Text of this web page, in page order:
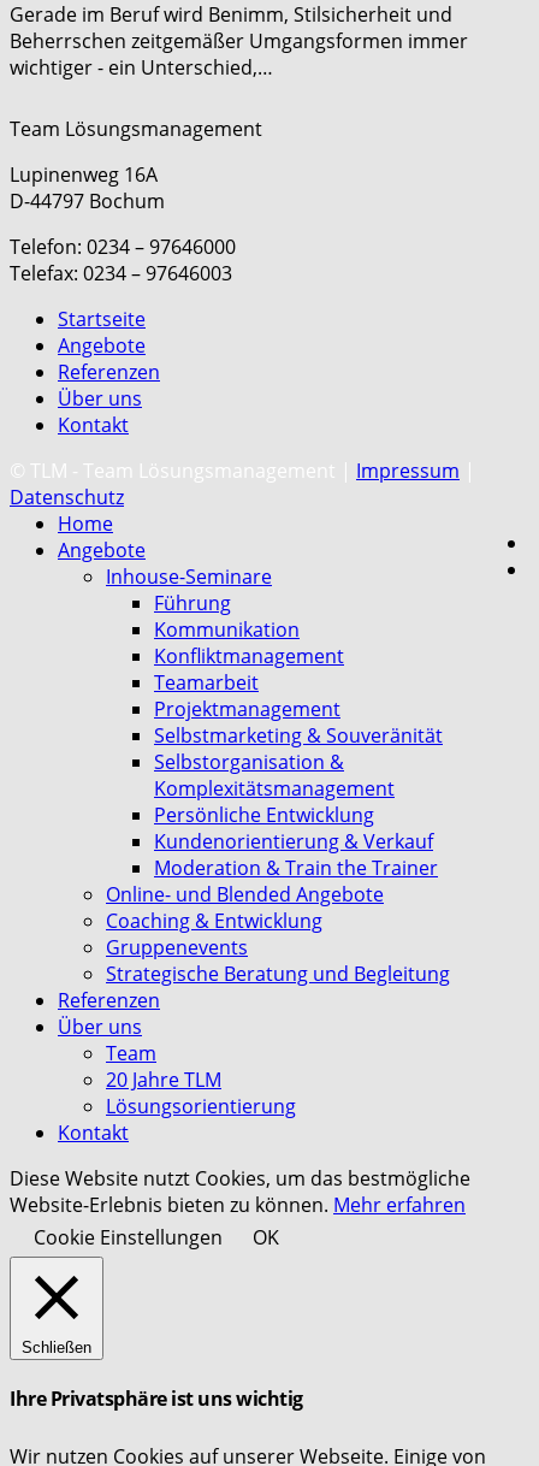
Gerade im Beruf wird Benimm, Stilsicherheit und
Beherrschen zeitgemäßer Umgangsformen immer
wichtiger - ein Unterschied,…
Team Lösungsmanagement
Lupinenweg 16A
D-44797 Bochum
Telefon: 0234 – 97646000
Telefax: 0234 – 97646003
Startseite
Angebote
Referenzen
Über uns
Kontakt
© TLM - Team Lösungsmanagement | Impressum |
Datenschutz
Home
Angebote
Inhouse-Seminare
Führung
Kommunikation
Konfliktmanagement
Teamarbeit
Projektmanagement
Selbstmarketing & Souveränität
Selbstorganisation &
Komplexitätsmanagement
Persönliche Entwicklung
Kundenorientierung & Verkauf
Moderation & Train the Trainer
Online- und Blended Angebote
Coaching & Entwicklung
Gruppenevents
Strategische Beratung und Begleitung
Referenzen
Über uns
Team
20 Jahre TLM
Lösungsorientierung
Kontakt
Diese Website nutzt Cookies, um das bestmögliche
Website-Erlebnis bieten zu können. Mehr erfahren
Cookie Einstellungen
OK
Schließen
Ihre Privatsphäre ist uns wichtig
Wir nutzen Cookies auf unserer Webseite. Einige von